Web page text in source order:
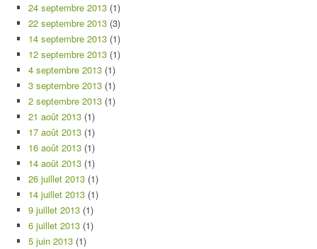
24 septembre 2013 (1)
22 septembre 2013 (3)
14 septembre 2013 (1)
12 septembre 2013 (1)
4 septembre 2013 (1)
3 septembre 2013 (1)
2 septembre 2013 (1)
21 août 2013 (1)
17 août 2013 (1)
16 août 2013 (1)
14 août 2013 (1)
26 juillet 2013 (1)
14 juillet 2013 (1)
9 juillet 2013 (1)
6 juillet 2013 (1)
5 juin 2013 (1)